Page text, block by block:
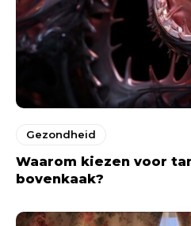
Gezondheid
Waarom kiezen voor
bovenkaak?